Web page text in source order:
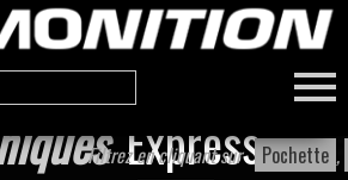
Express
Filtrez en cliquant sur Pochette ,